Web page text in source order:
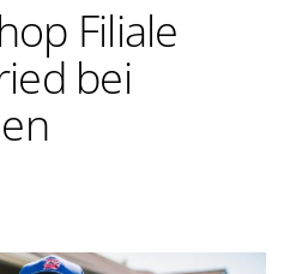
Filiale
bei